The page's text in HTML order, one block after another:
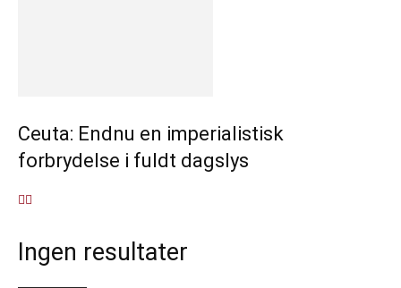
Ceuta: Endnu en imperialistisk
forbrydelse i fuldt dagslys
Ingen resultater